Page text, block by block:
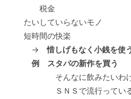
税金
たいしていらないモノ
短時間の快楽
→惜しげもなく小銭を使
例 スタバの新作を買う
そんなに飲みたいわけ
ＳＮＳで流行っている